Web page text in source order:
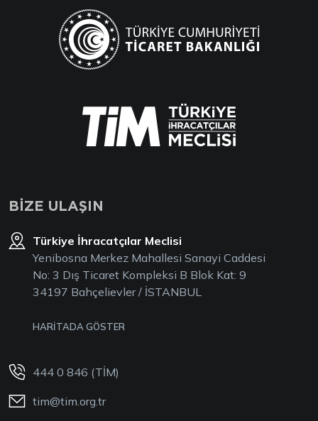
BİZE ULAŞIN
Türkiye İhracatçılar Meclisi
Yenibosna Merkez Mahallesi Sanayi Caddesi
No: 3 Dış Ticaret Kompleksi B Blok Kat: 9
34197 Bahçelievler / İSTANBUL
HARİTADA GÖSTER
444 0 846 (TİM)
tim@tim.org.tr